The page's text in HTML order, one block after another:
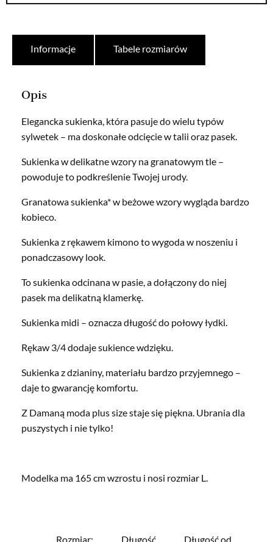
Informacje Tabele rozmiarów
Opis
Elegancka sukienka, która pasuje do wielu typów
sylwetek – ma doskonałe odcięcie w talii oraz pasek.
Sukienka w delikatne wzory na granatowym tle –
powoduje to podkreślenie Twojej urody.
Granatowa sukienka* w beżowe wzory wygląda bardzo
kobieco.
Sukienka z rękawem kimono to wygoda w noszeniu i
ponadczasowy look.
To sukienka odcinana w pasie, a dołączony do niej
pasek ma delikatną klamerkę.
Sukienka midi – oznacza długość do połowy łydki.
Rękaw 3/4 dodaje sukience wdzięku.
Sukienka z dzianiny, materiału bardzo przyjemnego –
daje to gwarancję komfortu.
Z Damaną moda plus size staje się piękna. Ubrania dla
puszystych i nie tylko!
Modelka ma 165 cm wzrostu i nosi rozmiar L.
Rozmiar: Długość Długość od